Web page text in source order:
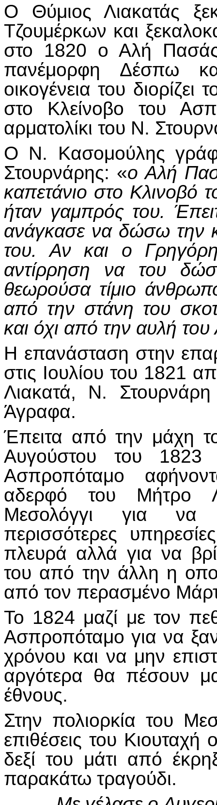
Ο Θύμιος Λιακατάς
Τζουμέρκων και
στο 1820 ο Αλή
πανέμορφη Δέσπω
οικογένεια του
στο Κλείνοβο του
αρματολίκι του Ν.
Ο Ν. Κασομούλης
Στουρνάρης: «ο Αλή
καπετάνιο στο Κλινοβό
ήταν γαμπρός του.
ανάγκασε να δώσω την
του. Αν και ο
αντίρρηση να του
θεωρούσα τίμιο
από την στάνη του
και όχι από την αυλή
Η επανάσταση στην
στις Ιουλίου του 1821
Λιακατά, Ν.
Άγραφα.
Έπειτα από την μάχη
Αυγούστου του
Ασπροπόταμο
αδερφό του Μήτρο
Μεσολόγγι για να
περισσότερες
πλευρά αλλά για να
του από την άλλη η
από τον περασμένο
Το 1824 μαζί με τον
Ασπροπόταμο για να
χρόνου και να μην
αργότερα θα πέσουν
έθνους.
Στην πολιορκία του
επιθέσεις του
δεξί του μάτι από
παρακάτω τραγούδι.